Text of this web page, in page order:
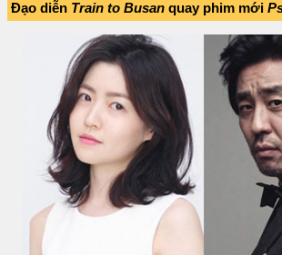
Đạo diễn Train to Busan quay phim mới